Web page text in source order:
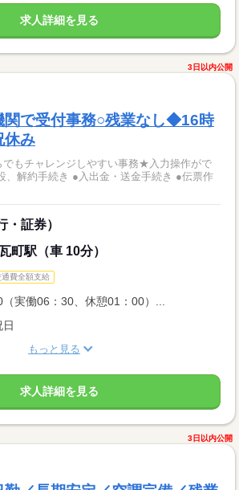
求人詳細を見る
3日以内公開
関で受付事務○残業なし◆16時
休み
もチャレンジしやすい事務★入力操作がで
、解約手続き ●入出金・送金手続き ●伝票作
・証券）
町駅（車 10分）
通費全額支給
実働06：30、休憩01：00）...
もっと見る
求人詳細を見る
3日以内公開